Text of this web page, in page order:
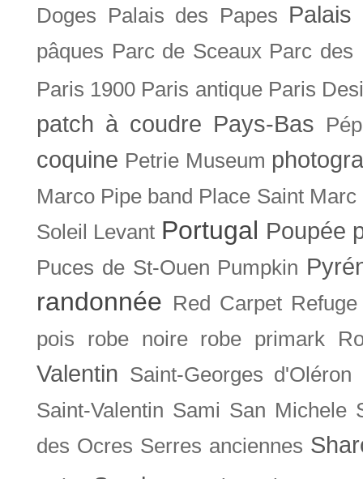
Doges
Palais des Papes Palais
pâques Parc de Sceaux Parc des
Paris 1900 Paris antique Paris
patch à coudre Pays-Bas
coquine Petrie Museum
Marco Pipe band Place Saint Marc
Soleil Levant Portugal Poupée
Puces de St-Ouen Pumpkin
randonnée Red Carpet Refuge
pois
robe noire robe primark
Valentin Saint-Georges d'Oléron
Saint-Valentin Sami San Michele
des Ocres Serres anciennes